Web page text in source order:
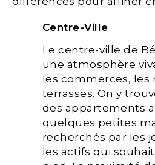
Centre-Ville
Le centre-ville de
une atmosphère
les commerces, les
terrasses. On y
des appartements
quelques petites
recherchés par les
les actifs qui